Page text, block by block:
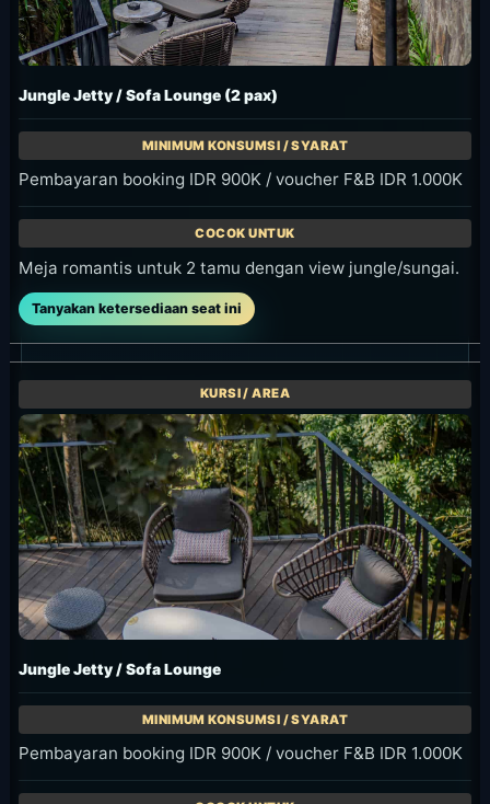
Makanan dan Minuman
Bambu Restaurant cocok untuk masakan
Indonesia, seafood, porsi kecil, dan minuman.
Kunjungan terasa lebih lengkap jika memasukkan
makan siang atau makan malam awal, bukan
hanya berhenti sebentar di kolam.
Spot Foto
Ide foto paling mudah adalah sudut kolam dari
atas, dinding naga, restoran bambu, dan foto
minuman dengan latar hijau. Tampilan The
Jungle Club lebih tentang hijau, bambu, dan air
daripada laut.